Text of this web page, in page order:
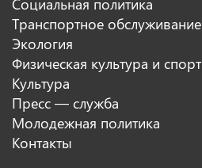
Транспортное обслуживание
Экология
Физическая культура и спорт
Культура
Пресс — служба
Молодежная политика
Контакты